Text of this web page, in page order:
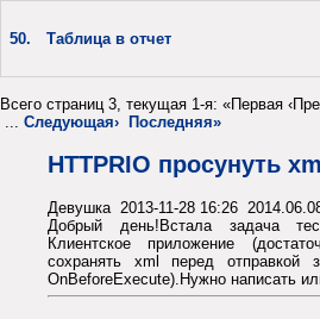
50. Таблица в отчет
Всего страниц 3, текущая 1-я: «Первая
... Следующая› Последняя»
HTTPRIO просунуть xml
Девушка 2013-11-28 16:26
Добрый день!Встала задача
Клиентское приложение
сохранять xml перед отправкой
OnBeforeExecute).Нужно написать